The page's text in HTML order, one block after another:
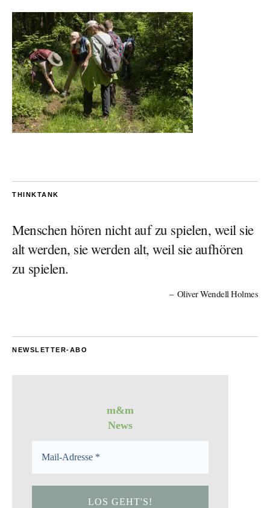
THINKTANK
Menschen hören nicht auf zu spielen, weil sie
alt werden, sie werden alt, weil sie aufhören
zu spielen.
Oliver Wendell Holmes
NEWSLETTER-ABO
m&m
News